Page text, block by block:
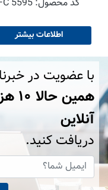
کد محصول: 5595
اطلاعات بیشتر
با عضویت در
آنلاین
دریافت کنید.